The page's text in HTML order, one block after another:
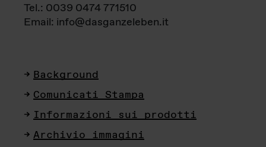
Tel.: 0039 0474 771510
Email: info@dasganzeleben.it
Background
Comunicati Stampa
Informazioni sui prodotti
Archivio immagini